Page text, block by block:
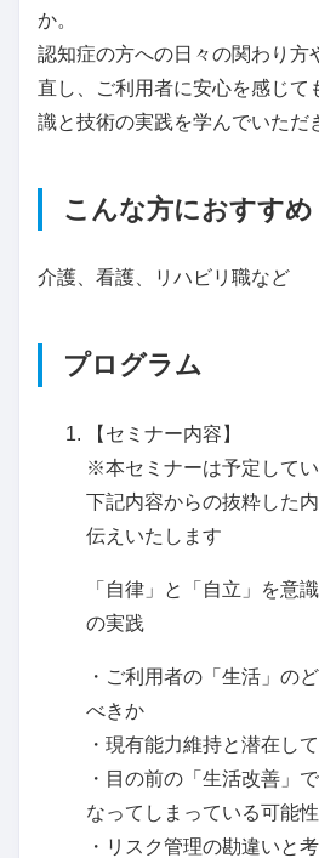
か。
認知症の方への日々の関わり方
直し、ご利用者に安心を感じて
識と技術の実践を学んでいただ
こんな方におすすめ
介護、看護、リハビリ職など
プログラム
【セミナー内容】
※本セミナーは予定して
下記内容からの抜粋した
伝えいたします
「自律」と「自立」を意
の実践
・ご利用者の「生活」の
べきか
・現有能力維持と潜在し
・目の前の「生活改善」
なってしまっている可能性
・リスク管理の勘違いと